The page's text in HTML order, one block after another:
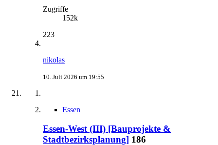
Zugriffe
152k
223
nikolas
10. Juli 2026 um 19:55
Essen
Essen-West (III) [Bauprojekte &
Stadtbezirksplanung] 186